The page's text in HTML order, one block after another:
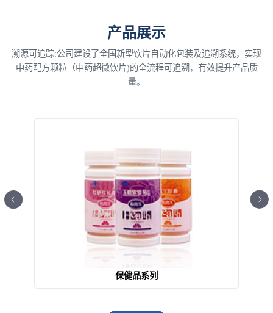
产品展示
溯源可追踪:公司建设了全国新型饮片自动化包装及追溯系统，实现
中药配方颗粒（中药超微饮片)的全流程可追溯，有效提升产品质
量。
保健品系列